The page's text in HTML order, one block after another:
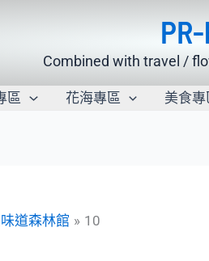
Combined with travel /
區 花海專區 美食專
道森林館 10